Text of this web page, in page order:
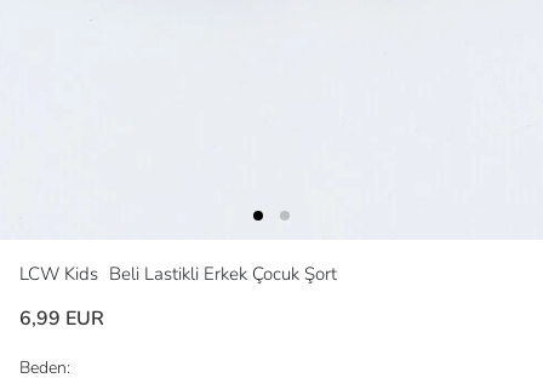
LCW Kids Beli Lastikli Erkek Çocuk Şort
6,99 EUR
Beden: